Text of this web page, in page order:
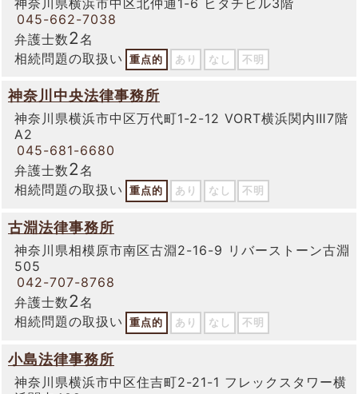
045-662-7038
弁護士数2名
相続問題の取扱い
重点的 あり なし 不明
神奈川中央法律事務所
神奈川県横浜市中区万代町1-2-12 VORT横浜関内Ⅲ7階
A2
045-681-6680
弁護士数2名
相続問題の取扱い
重点的 あり なし 不明
古淵法律事務所
神奈川県相模原市南区古淵2-16-9 リバーストーン古淵
505
042-707-8768
弁護士数2名
相続問題の取扱い
重点的 あり なし 不明
小島法律事務所
神奈川県横浜市中区住吉町2-21-1 フレックスタワー横